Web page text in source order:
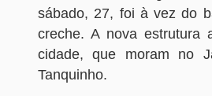
sábado, 27, foi à vez do
creche. A nova estrutura
cidade, que moram no
Tanquinho.